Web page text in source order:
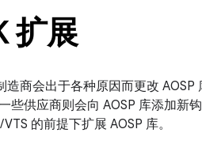
扩展
造商会出于各种原因而更改
些供应商则会向 AOSP 库添加新
的前提下扩展 AOSP 库。